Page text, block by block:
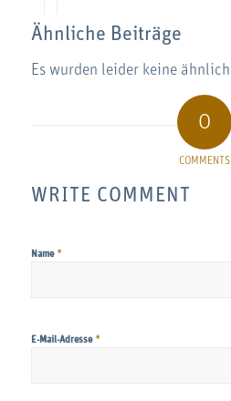
Ähnliche Beiträge
Es wurden leider keine
0
COMMENTS
WRITE COMMENT
Name *
E-Mail-Adresse *